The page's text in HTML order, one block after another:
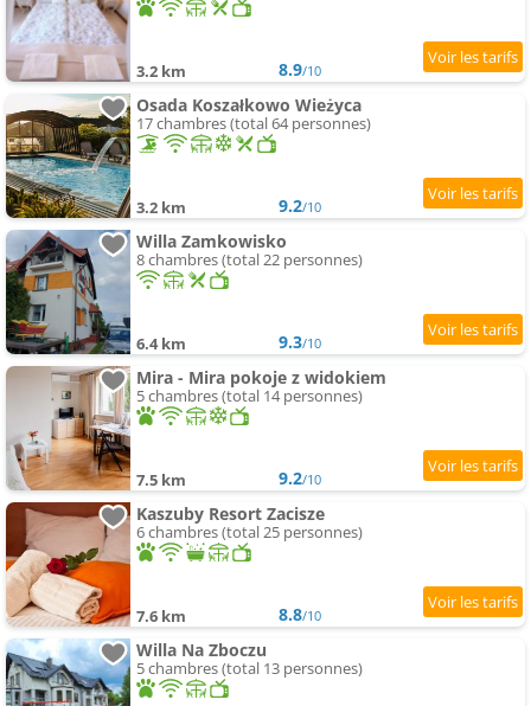
3.2 km 8.9/10
Osada Koszałkowo Wieżyca
17 chambres (total 64 personnes)
3.2 km 9.2/10
Willa Zamkowisko
8 chambres (total 22 personnes)
6.4 km 9.3/10
Mira - Mira pokoje z widokiem
5 chambres (total 14 personnes)
7.5 km 9.2/10
Kaszuby Resort Zacisze
6 chambres (total 25 personnes)
7.6 km 8.8/10
Willa Na Zboczu
5 chambres (total 13 personnes)